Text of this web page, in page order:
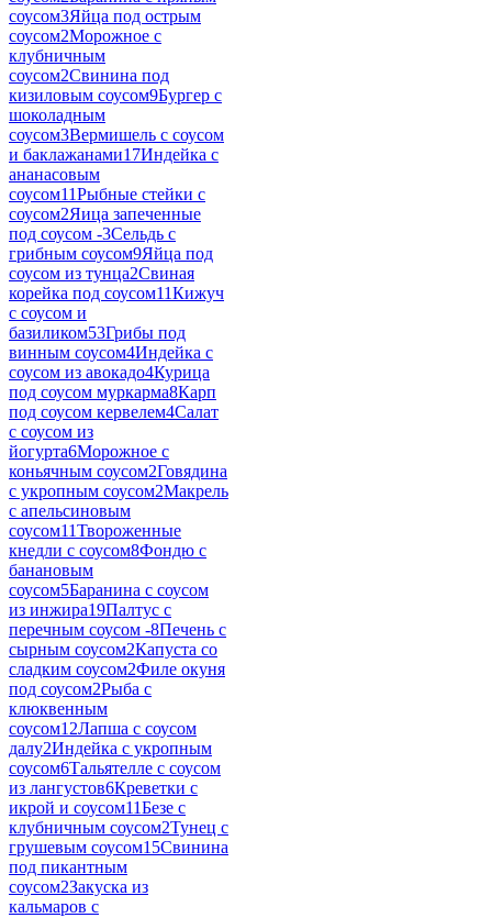
соусом3Яйца под острым
соусом2Морожное с
клубничным
соусом2Свинина под
кизиловым соусом9Бургер с
шоколадным
соусом3Вермишель с соусом
и баклажанами17Индейка с
ананасовым
соусом11Рыбные стейки с
соусом2Яица запеченные
под соусом -3Сельдь с
грибным соусом9Яйца под
соусом из тунца2Свиная
корейка под соусом11Кижуч
с соусом и
базиликом53Грибы под
винным соусом4Индейка с
соусом из авокадо4Курица
под соусом муркарма8Карп
под соусом кервелем4Салат
с соусом из
йогурта6Морожное с
коньячным соусом2Говядина
с укропным соусом2Макрель
с апельсиновым
соусом11Твороженные
кнедли с соусом8Фондю с
банановым
соусом5Баранина с соусом
из инжира19Палтус с
перечным соусом -8Печень с
сырным соусом2Капуста со
сладким соусом2Филе окуня
под соусом2Рыба с
клюквенным
соусом12Лапша с соусом
далу2Индейка с укропным
соусом6Тальятелле с соусом
из лангустов6Креветки с
икрой и соусом11Безе с
клубничным соусом2Тунец с
грушевым соусом15Свинина
под пикантным
соусом2Закуска из
кальмаров с